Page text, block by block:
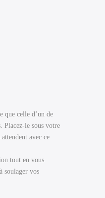
que celle d’un de
Placez-le sous votre
avec ce
tout en vous
soulager vos